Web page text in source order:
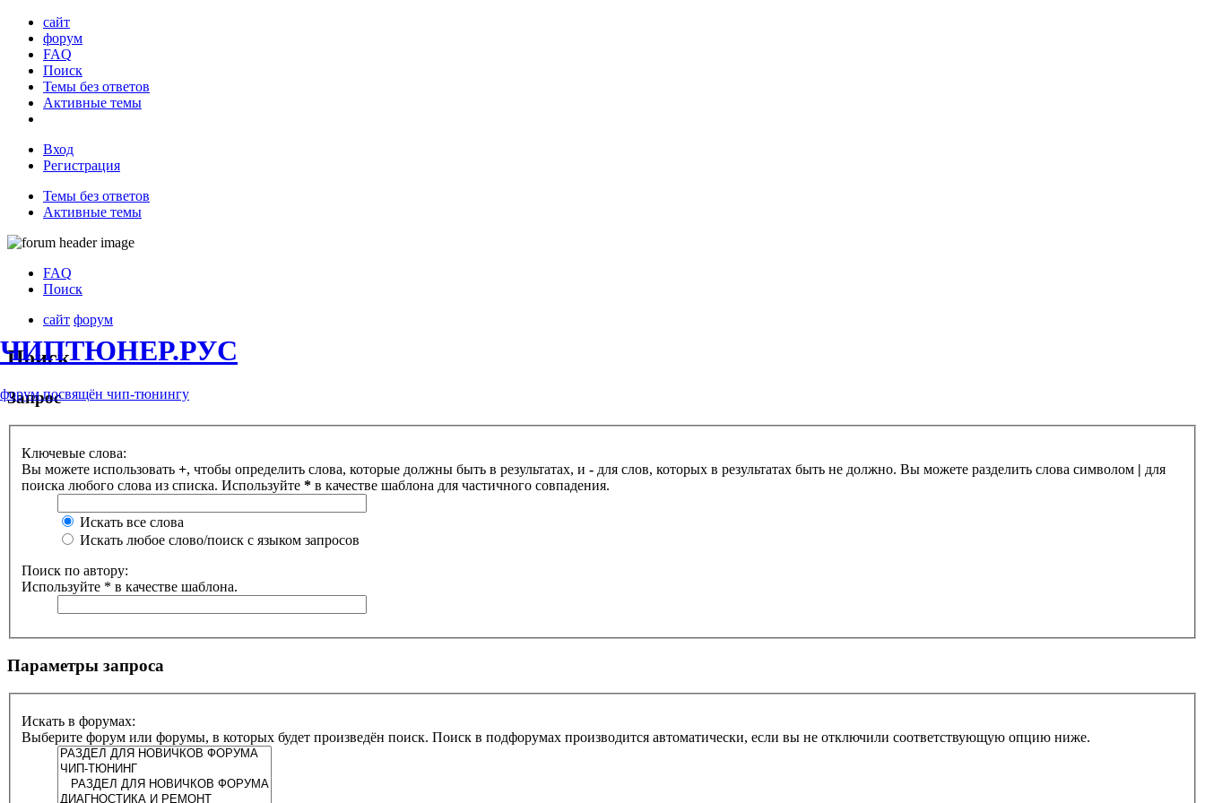
сайт
форум
FAQ
Поиск
Темы без ответов
Активные темы
Вход
Регистрация
Темы без ответов
Активные темы
ЧИПТЮНЕР.РУС
форум посвящён чип-тюнингу
FAQ
Поиск
сайт форум
Поиск
Запрос
Ключевые слова:
Вы можете использовать +, чтобы определить слова, которые должны быть в результатах, и - для слов, которых в результатах быть не должно. Вы можете разделить слова символом | для
поиска любого слова из списка. Используйте * в качестве шаблона для частичного совпадения.
Искать все слова
Искать любое слово/поиск с языком запросов
Поиск по автору:
Используйте * в качестве шаблона.
Параметры запроса
Искать в форумах:
Выберите форум или форумы, в которых будет произведён поиск. Поиск в подфорумах производится автоматически, если вы не отключили соответствующую опцию ниже.